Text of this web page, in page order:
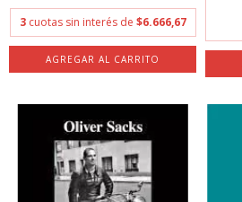
3 cuotas sin interés de $6.666,67